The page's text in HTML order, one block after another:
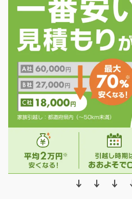
↓ ↓ ↓